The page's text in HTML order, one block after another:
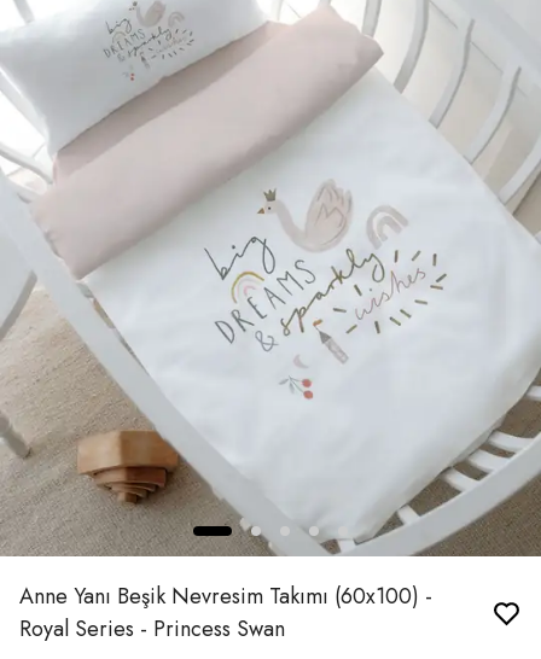
Anne Yanı Beşik Nevresim Takımı (60x100) -
Royal Series - Princess Swan